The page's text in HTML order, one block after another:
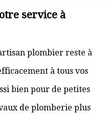
service à
plombier reste à
à tous vos
bien pour de petites
de plomberie plus